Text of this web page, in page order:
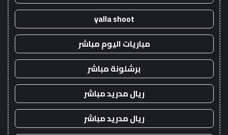
yalla shoot
مباريات اليوم مباشر
برشلونة مباشر
ريال مدريد مباشر
ريال مدريد مباشر